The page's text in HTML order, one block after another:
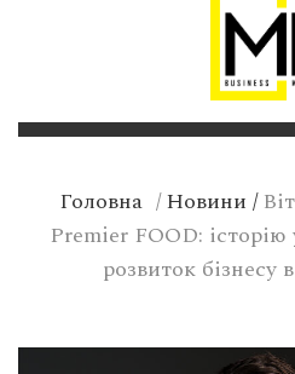
Головна /Новини /
Premier FOOD: історію
розвиток бізнесу